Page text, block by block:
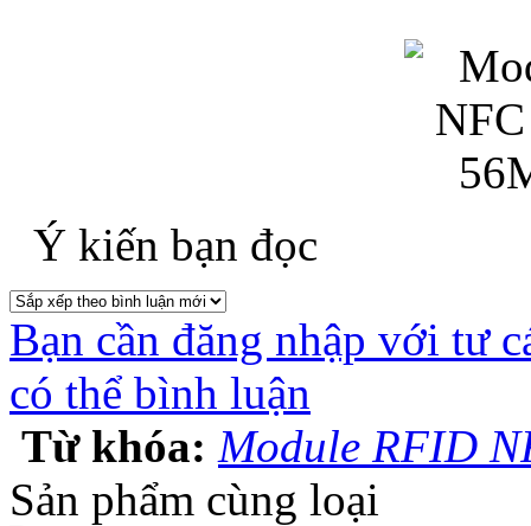
Ý kiến bạn đọc
Bạn cần đăng nhập với tư
có thể bình luận
Từ khóa: Module RFID
Sản phẩm cùng loại